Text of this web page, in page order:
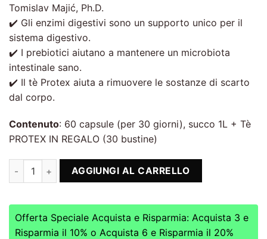
Tomislav Majić, Ph.D.
✔️ Gli enzimi digestivi sono un supporto unico per il
sistema digestivo.
✔️ I prebiotici aiutano a mantenere un microbiota
intestinale sano.
✔️ Il tè Protex aiuta a rimuovere le sostanze di scarto
dal corpo.
Contenuto: 60 capsule (per 30 giorni), succo 1L + Tè
PROTEX IN REGALO (30 bustine)
Carbo Digest + Liquid Prebiotics + Protex Tè quantità
AGGIUNGI AL CARRELLO
Offerta Speciale Acquista e Risparmia: Acquista 3 e
Risparmia il 10% o Acquista 6 e Risparmia il 20%